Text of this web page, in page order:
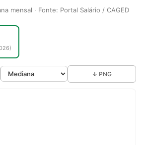
mensal · Fonte: Portal Salário / CAGED
↓ PNG